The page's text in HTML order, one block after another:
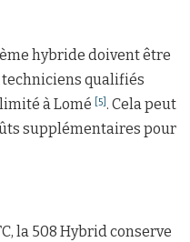
hybride doivent être
techniciens qualifiés
à Lomé
[5] . Cela peut
supplémentaires pour
la 508 Hybrid conserve